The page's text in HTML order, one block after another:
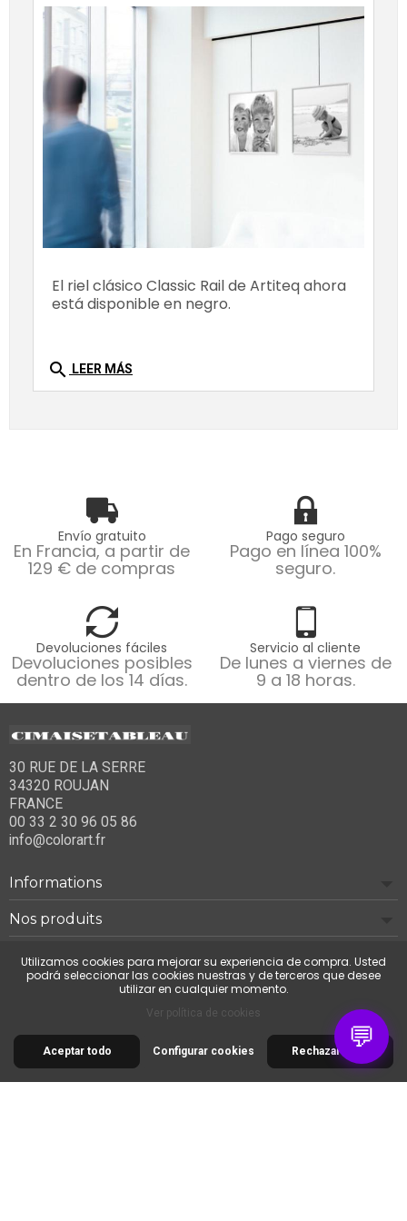
El riel clásico Classic Rail de Artiteq ahora
está disponible en negro.
search LEER MÁS
Envío gratuito
En Francia, a partir de
129 € de compras
Pago seguro
Pago en línea 100%
seguro.
Devoluciones fáciles
Devoluciones posibles
dentro de los 14 días.
Servicio al cliente
De lunes a viernes de
9 a 18 horas.
30 RUE DE LA SERRE
34320 ROUJAN
FRANCE
00 33 2 30 96 05 86
info@colorart.fr
Informations
Nos produits
Notre société
💬
© 2026 Cimaise Tableau. Tous droits réservés.
Utilizamos cookies para mejorar su experiencia de compra. Usted
podrá seleccionar las cookies nuestras y de terceros que desee
utilizar en cualquier momento.
Ver política de cookies
Aceptar todo Rechazar todo
Configurar cookies